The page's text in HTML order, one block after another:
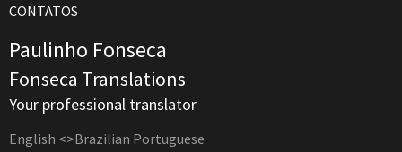
CONTATOS
Paulinho Fonseca
Fonseca Translations
Your professional translator
English <>Brazilian Portuguese